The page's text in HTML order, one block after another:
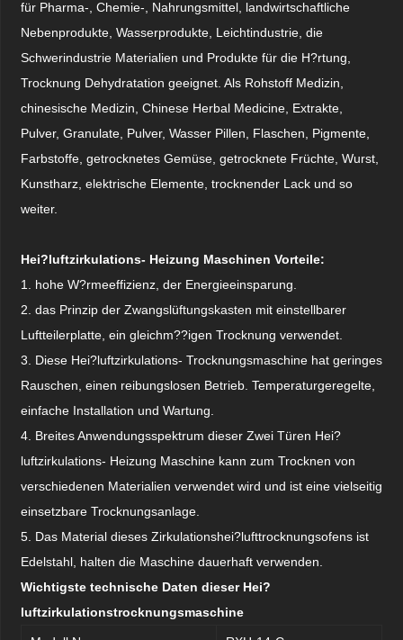
für Pharma-, Chemie-, Nahrungsmittel, landwirtschaftliche
Nebenprodukte, Wasserprodukte, Leichtindustrie, die
Schwerindustrie Materialien und Produkte für die H?rtung,
Trocknung Dehydratation geeignet. Als Rohstoff Medizin,
chinesische Medizin, Chinese Herbal Medicine, Extrakte,
Pulver, Granulate, Pulver, Wasser Pillen, Flaschen, Pigmente,
Farbstoffe, getrocknetes Gemüse, getrocknete Früchte, Wurst,
Kunstharz, elektrische Elemente, trocknender Lack und so
weiter.
Hei?luftzirkulations- Heizung Maschinen Vorteile:
1. hohe W?rmeeffizienz, der Energieeinsparung.
2. das Prinzip der Zwangslüftungskasten mit einstellbarer
Luftteilerplatte, ein gleichm??igen Trocknung verwendet.
3. Diese Hei?luftzirkulations- Trocknungsmaschine hat geringes
Rauschen, einen reibungslosen Betrieb. Temperaturgeregelte,
einfache Installation und Wartung.
4. Breites Anwendungsspektrum dieser Zwei Türen Hei?
luftzirkulations- Heizung Maschine kann zum Trocknen von
verschiedenen Materialien verwendet wird und ist eine vielseitig
einsetzbare Trocknungsanlage.
5. Das Material dieses Zirkulationshei?lufttrocknungsofens ist
Edelstahl, halten die Maschine dauerhaft verwenden.
Wichtigste technische Daten dieser Hei?
luftzirkulationstrocknungsmaschine